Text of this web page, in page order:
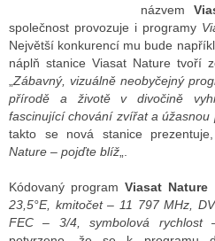
TELEVIZE
TELEVIZÍ
VYSÍLAČE
INTERNET
názvem
společnost provozuje i programy
Největší konkurencí mu bude
náplň stanice Viasat Nature tvoří
Zábavný, vizuálně neobyčejný
přírodě a životě v divočině
fascinující chování zvířat a
takto se nová stanice
Nature – pojďte blíž
Kódovaný program Viasat Nature
23,5°E, kmitočet – 11 797 MHz,
FEC – 3/4, symbolová rychlost